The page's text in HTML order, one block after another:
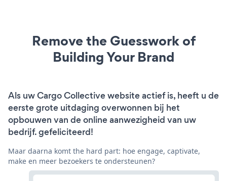
Remove the Guesswork of
Building Your Brand
Als uw Cargo Collective website actief is, heeft u de
eerste grote uitdaging overwonnen bij het
opbouwen van de online aanwezigheid van uw
bedrijf. gefeliciteerd!
Maar daarna komt the hard part: hoe engage, captivate,
make en meer bezoekers te ondersteunen?